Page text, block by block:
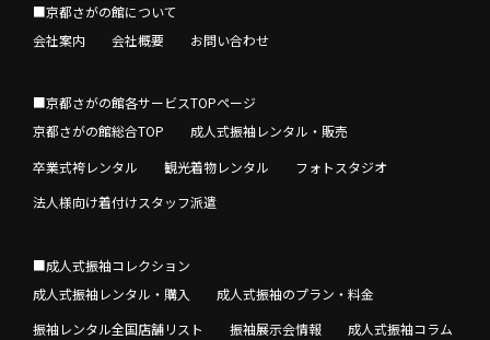
■京都さがの館について
会社案内
会社概要 お問い合わせ
■京都さがの館各サービスTOPページ
京都さがの館総合TOP
成人式振袖レンタル・販売
卒業式袴レンタル
観光着物レンタル
フォトスタジオ
法人様向け着付けスタッフ派遣
■成人式振袖コレクション
成人式振袖レンタル・購入
成人式振袖のプラン・料金
振袖レンタル全国店舗リスト
振袖展示会情報 成人式振袖コラム